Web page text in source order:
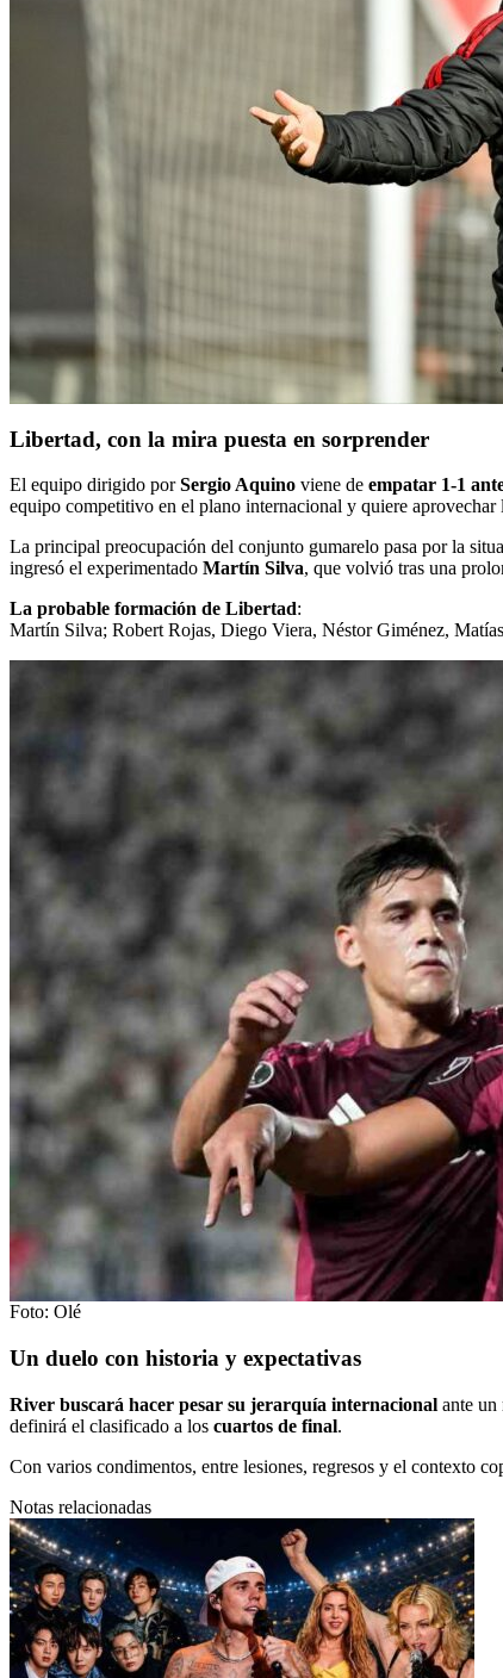
Libertad, con la mira puesta en sorprender
El equipo dirigido porSergio Aquino viene de empatar 1-1
equipo competitivo en el plano internacional y quiere aprovechar
La principal preocupación del conjunto gumarelo pasa por la
ingresó el experimentado Martín Silva, que volvió tras una
La probable formación de Libertad:
Martín Silva; Robert Rojas, Diego Viera, Néstor Giménez,
Foto: Olé
Un duelo con historia y expectativas
River buscará hacer pesar su jerarquía internacional ante un
definirá el clasificado a los cuartos de final.
Con varios condimentos, entre lesiones, regresos y el contexto
Notas relacionadas